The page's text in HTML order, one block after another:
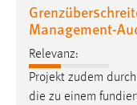
Management-
Relevanz:
Projekt zudem durch
die zu einem